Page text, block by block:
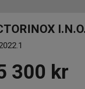
300 kr